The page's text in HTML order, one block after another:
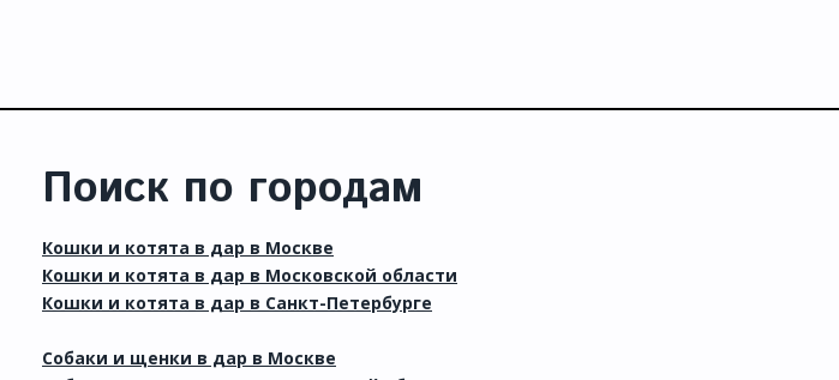
Поиск по городам
Кошки и котята в дар в Москве
Кошки и котята в дар в Московской области
Кошки и котята в дар в Санкт-Петербурге
Собаки и щенки в дар в Москве